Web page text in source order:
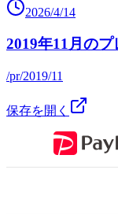
2026/4/14
2019年11月の
/pr/2019/11
保存を開く